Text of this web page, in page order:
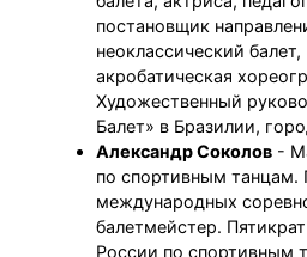
постановщик
неоклассический
акробатическая
Художественный
Балет» в Бразилии,
Александр Соколов -
по спортивным танцам.
международных
балетмейстер.
России по спортивным